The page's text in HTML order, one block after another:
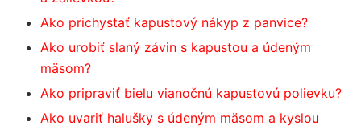
Ako prichystať kapustový nákyp z panvice?
Ako urobiť slaný závin s kapustou a údeným
mäsom?
Ako pripraviť bielu vianočnú kapustovú polievku?
Ako uvariť halušky s údeným mäsom a kyslou